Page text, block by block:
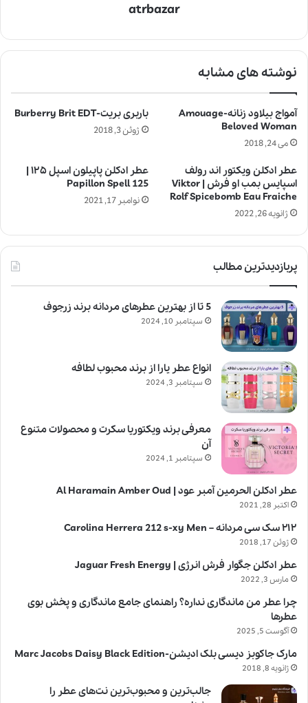
atrbazar
نوشته های مشابه
آمواج بیلاود زنانه-Amouage
Beloved Woman
می 24, 2018
باربری بریت-Burberry Brit EDT
ژوئن 3, 2018
عطر ادکلن ویکتور اند رولف
اسپایس بمب او فرش | Viktor
Rolf Spicebomb Eau Fraiche
ژانویه 26, 2022
عطر ادکلن پاپیلون اسپل ۱۲۵ |
Papillon Spell 125
نوامبر 17, 2021
پربازدیدترین مطالب
5 تا از بهترین عطرهای مردانه برند زرجوف
سپتامبر 10, 2024
انواع عطر یارا از برند محبوب لطافه
سپتامبر 3, 2024
معرفی برند ویکتوریا سکرت و محصولات متنوع
آن
سپتامبر 1, 2024
عطر ادکلن الحرمین آمبر عود | Al Haramain Amber Oud
اکتبر 28, 2021
۲۱۲ سک سی مردانه – Carolina Herrera 212 s-xy Men
ژوئن 17, 2018
عطر ادکلن جگوار فرش انرژی | Jaguar Fresh Energy
مارس 3, 2022
چرا عطر من ماندگاری نداره؟ راهنمای جامع ماندگاری و پخش بوی
عطرها
آگوست 5, 2025
مارک جاکوبز دیسی بلک ادیشن-Marc Jacobs Daisy Black Edition
ژانویه 8, 2018
جالب‌ترین و محبوب‌ترین نت‌های عطر را